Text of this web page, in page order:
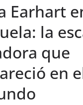
Earhart
la
que
en